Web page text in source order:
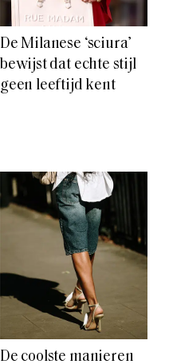
De Milanese ‘sciura’
bewijst dat echte stijl
geen leeftijd kent
De coolste manieren